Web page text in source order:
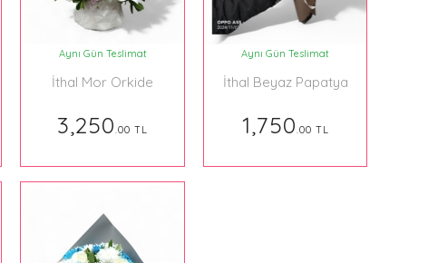
Aynı Gün Teslimat
İthal Mor Orkide
3,250.00 TL
Aynı Gün Teslimat
İthal Beyaz Papatya
1,750.00 TL